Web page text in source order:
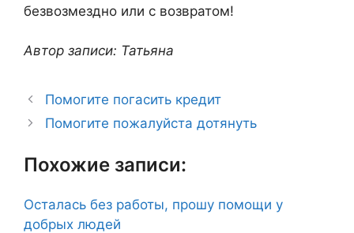
безвозмездно или с возвратом!
Автор записи: Татьяна
Помогите погасить кредит
Помогите пожалуйста дотянуть
Похожие записи:
Осталась без работы, прошу помощи у
добрых людей